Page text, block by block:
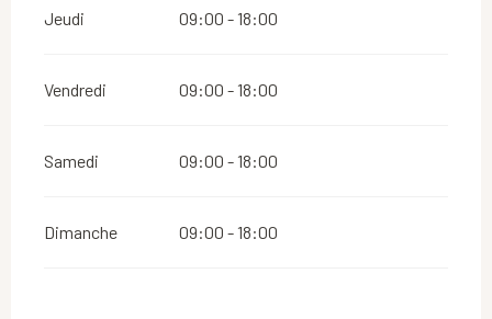
Jeudi 09:00 - 18:00
Vendredi 09:00 - 18:00
Samedi 09:00 - 18:00
Dimanche 09:00 - 18:00